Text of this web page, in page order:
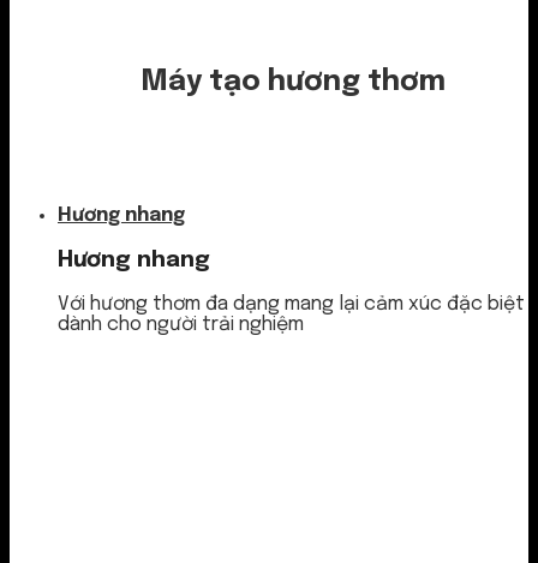
Máy tạo hương thơm
Hương nhang
Hương nhang
Với hương thơm đa dạng mang lại cảm xúc đặc biệt
dành cho người trải nghiệm